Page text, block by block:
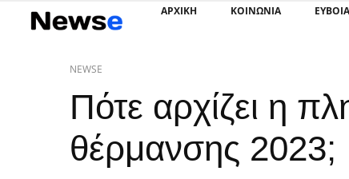
ΑΡΧΙΚΗ ΚΟΙΝΩΝΙΑ
NEWSE
Πότε αρχίζει η
θέρμανσης 2023;